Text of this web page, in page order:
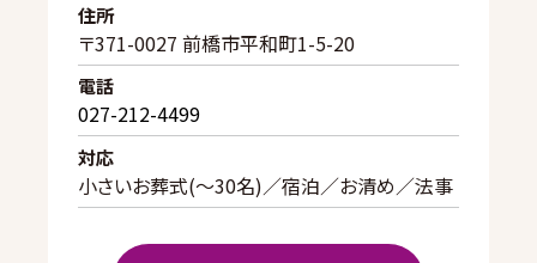
住所
〒371-0027 前橋市平和町1-5-20
電話
027-212-4499
対応
小さいお葬式(〜30名)／宿泊／お清め／法事